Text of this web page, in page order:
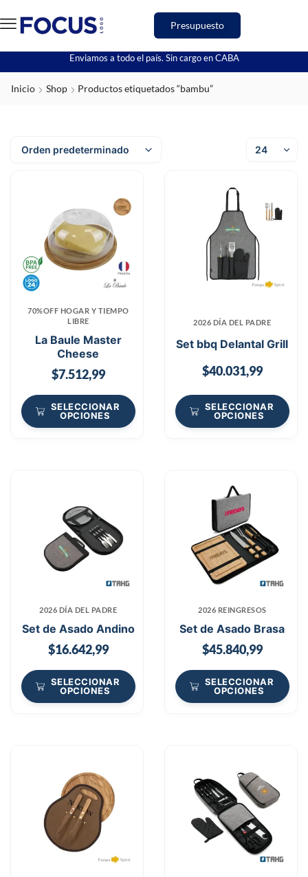
Presupuesto
Enviamos a todo el país. Sin cargo en CABA
Inicio Shop Productos etiquetados “bambu”
70%OFF HOGAR Y TIEMPO
LIBRE
La Baule Master
Cheese
$7.512,99
SELECCIONAR
OPCIONES
2026 DÍA DEL PADRE
Set bbq Delantal Grill
$40.031,99
SELECCIONAR
OPCIONES
2026 DÍA DEL PADRE
Set de Asado Andino
$16.642,99
SELECCIONAR
OPCIONES
2026 REINGRESOS
Set de Asado Brasa
$45.840,99
SELECCIONAR
OPCIONES